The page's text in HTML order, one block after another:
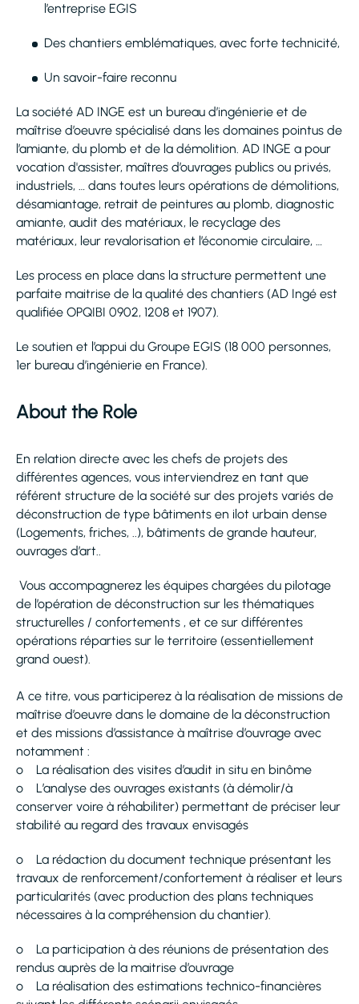
l’entreprise EGIS
Des chantiers emblématiques, avec forte technicité,
Un savoir-faire reconnu
La société AD INGE est un bureau d’ingénierie et de
maîtrise d’oeuvre spécialisé dans les domaines pointus de
l’amiante, du plomb et de la démolition. AD INGE a pour
vocation d'assister, maîtres d’ouvrages publics ou privés,
industriels, … dans toutes leurs opérations de démolitions,
désamiantage, retrait de peintures au plomb, diagnostic
amiante, audit des matériaux, le recyclage des
matériaux, leur revalorisation et l’économie circulaire, …
Les process en place dans la structure permettent une
parfaite maitrise de la qualité des chantiers (AD Ingé est
qualifiée OPQIBI 0902, 1208 et 1907).
Le soutien et l’appui du Groupe EGIS (18 000 personnes,
1er bureau d’ingénierie en France).
About the Role
En relation directe avec les chefs de projets des
différentes agences, vous interviendrez en tant que
référent structure de la société sur des projets variés de
déconstruction de type bâtiments en ilot urbain dense
(Logements, friches, ..), bâtiments de grande hauteur,
ouvrages d’art..
Vous accompagnerez les équipes chargées du pilotage
de l’opération de déconstruction sur les thématiques
structurelles / confortements , et ce sur différentes
opérations réparties sur le territoire (essentiellement
grand ouest).
A ce titre, vous participerez à la réalisation de missions de
maîtrise d’oeuvre dans le domaine de la déconstruction
et des missions d’assistance à maîtrise d’ouvrage avec
notamment :
o La réalisation des visites d’audit in situ en binôme
o L’analyse des ouvrages existants (à démolir/à
conserver voire à réhabiliter) permettant de préciser leur
stabilité au regard des travaux envisagés
o La rédaction du document technique présentant les
travaux de renforcement/confortement à réaliser et leurs
particularités (avec production des plans techniques
nécessaires à la compréhension du chantier).
o La participation à des réunions de présentation des
rendus auprès de la maitrise d’ouvrage
o La réalisation des estimations technico-financières